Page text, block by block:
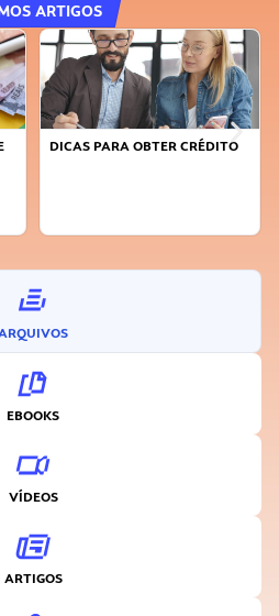
ARTIGOS
FAÇA A DIFERENÇA: SEJA
EBOOKS
VÍDEOS
ARTIGOS